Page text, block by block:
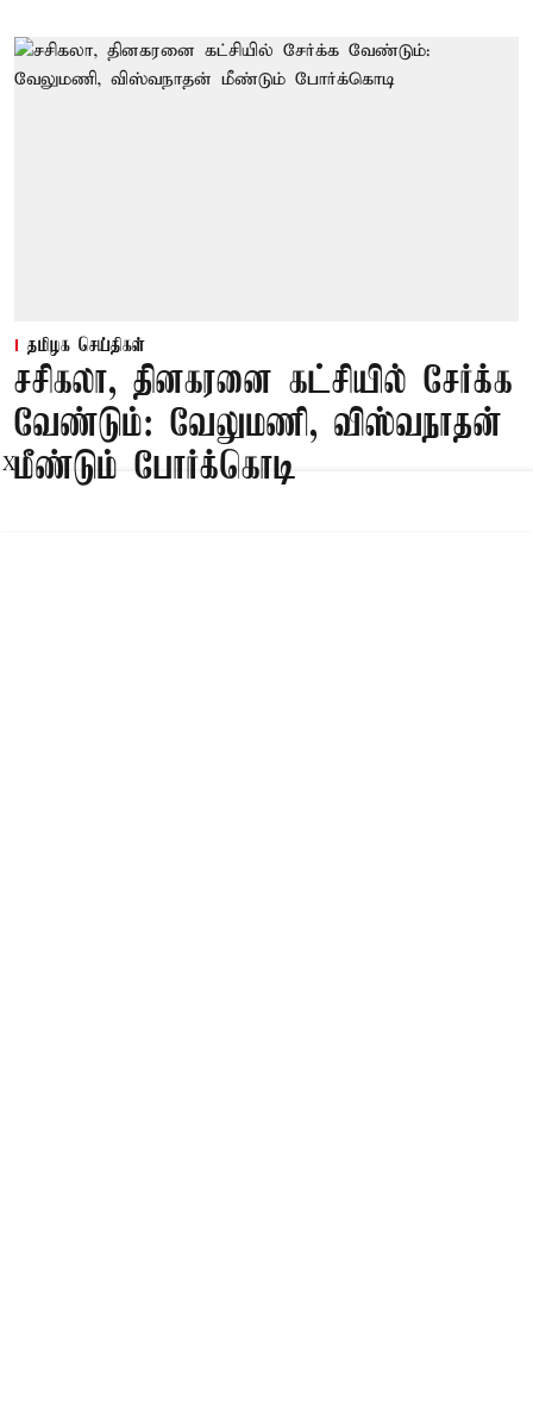
தமிழக செய்திகள்
சசிகலா, தினகரனை கட்சியில் சேர்க்க
வேண்டும்: வேலுமணி, விஸ்வநாதன்
மீண்டும் போர்க்கொடி
X